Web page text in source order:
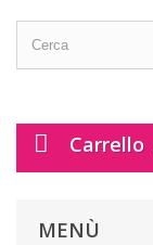
Carrello
MENÙ